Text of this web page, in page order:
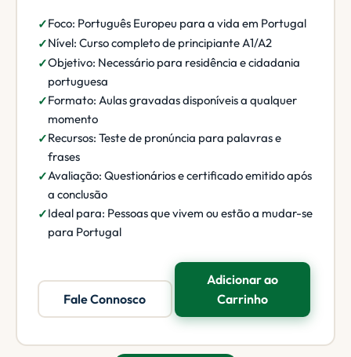
Foco: Português Europeu para a vida em Portugal
Nível: Curso completo de principiante A1/A2
Objetivo: Necessário para residência e cidadania
portuguesa
Formato: Aulas gravadas disponíveis a qualquer
momento
Recursos: Teste de pronúncia para palavras e
frases
Avaliação: Questionários e certificado emitido após
a conclusão
Ideal para: Pessoas que vivem ou estão a mudar-se
para Portugal
Fale Connosco
Adicionar ao
Carrinho